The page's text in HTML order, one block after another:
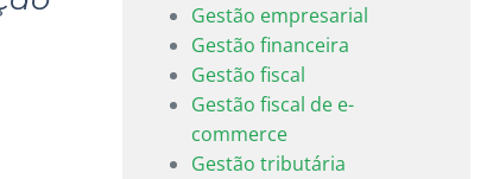
Gestão empresarial
Gestão financeira
Gestão fiscal
Gestão fiscal de e-
commerce
Gestão tributária